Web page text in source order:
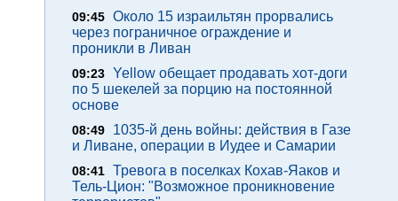
09:45 Около 15 израильтян прорвались
через пограничное ограждение и
проникли в Ливан
09:23 Yellow обещает продавать хот-доги
по 5 шекелей за порцию на постоянной
основе
08:49
1035-й день войны: действия в Газе
и Ливане, операции в Иудее и Самарии
08:41 Тревога в поселках Кохав-Яаков и
Тель-Цион: "Возможное проникновение